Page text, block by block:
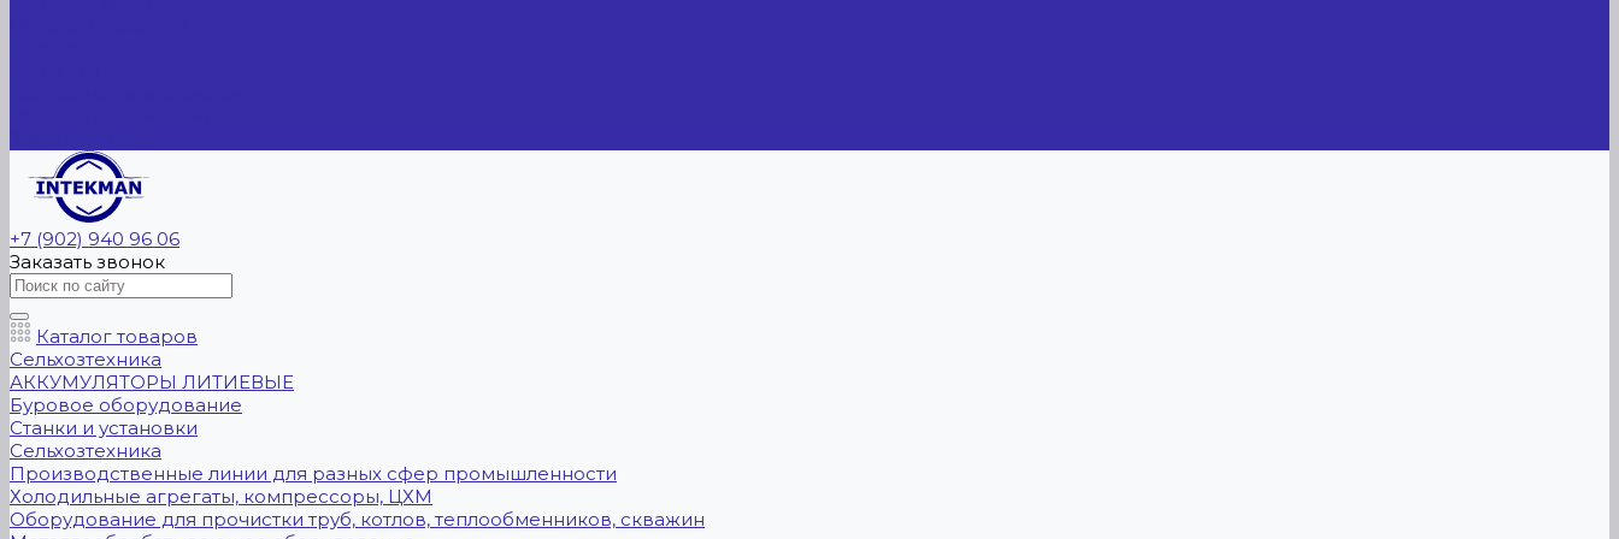
+7 (902) 940 96 06
Заказать звонок
Каталог товаров
Сельхозтехника
АККУМУЛЯТОРЫ ЛИТИЕВЫЕ
Буровое оборудование
Станки и установки
Сельхозтехника
Производственные линии для разных сфер промышленности
Холодильные агрегаты, компрессоры, ЦХМ
Оборудование для прочистки труб, котлов, теплообменников, скважин